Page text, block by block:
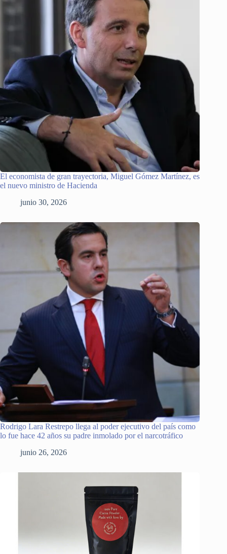
El economista de gran trayectoria, Miguel Gómez Martínez, es
el nuevo ministro de Hacienda
junio 30, 2026
Rodrigo Lara Restrepo llega al poder ejecutivo del país como
lo fue hace 42 años su padre inmolado por el narcotráfico
junio 26, 2026